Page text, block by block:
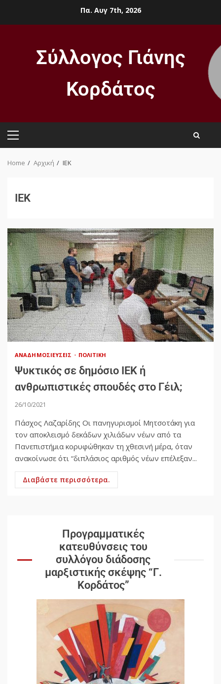
Πα. Αυγ 7th, 2026
Σύλλογος Γιάνης
Κορδάτος
Home Αρχική ΙΕΚ
ΙΕΚ
ΑΝΑΔΗΜΟΣΙΕΎΣΕΙΣ ΠΟΛΙΤΙΚΉ
Ψυκτικός σε δημόσιο ΙΕΚ ή
ανθρωπιστικές σπουδές στο Γέιλ;
26/10/2021
Πάσχος Λαζαρίδης Οι πανηγυρισμοί Μητσοτάκη για
τον αποκλεισμό δεκάδων χιλιάδων νέων από τα
Πανεπιστήμια κορυφώθηκαν τη χθεσινή μέρα, όταν
ανακοίνωσε ότι “διπλάσιος αριθμός νέων επέλεξαν...
Διαβάστε περισσότερα.
Προγραμματικές
κατευθύνσεις του
συλλόγου διάδοσης
μαρξιστικής σκέψης “Γ.
Κορδάτος”